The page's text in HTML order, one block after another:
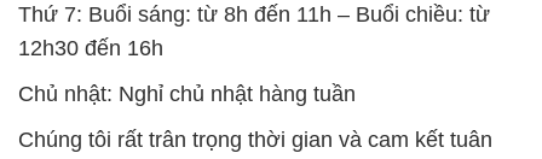
Thứ 7: Buổi sáng: từ 8h đến 11h – Buổi chiều: từ
12h30 đến 16h
Chủ nhật: Nghỉ chủ nhật hàng tuần
Chúng tôi rất trân trọng thời gian và cam kết tuân